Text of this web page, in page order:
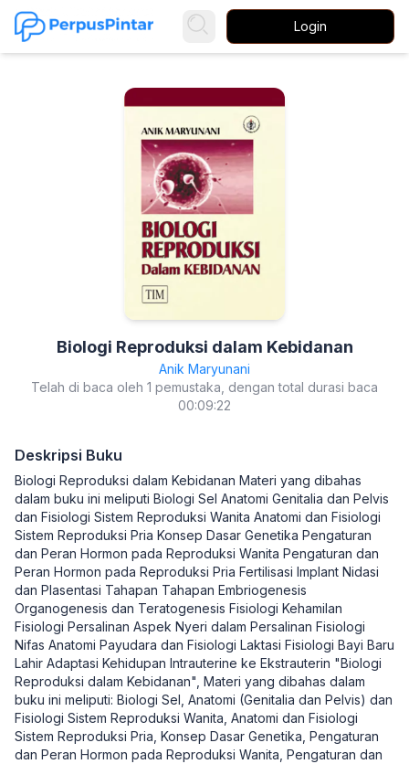
Login
Biologi Reproduksi dalam Kebidanan
Anik Maryunani
Telah di baca oleh 1 pemustaka, dengan total durasi baca
00:09:22
Deskripsi Buku
Biologi Reproduksi dalam Kebidanan Materi yang dibahas
dalam buku ini meliputi Biologi Sel Anatomi Genitalia dan Pelvis
dan Fisiologi Sistem Reproduksi Wanita Anatomi dan Fisiologi
Sistem Reproduksi Pria Konsep Dasar Genetika Pengaturan
dan Peran Hormon pada Reproduksi Wanita Pengaturan dan
Peran Hormon pada Reproduksi Pria Fertilisasi Implant Nidasi
dan Plasentasi Tahapan Tahapan Embriogenesis
Organogenesis dan Teratogenesis Fisiologi Kehamilan
Fisiologi Persalinan Aspek Nyeri dalam Persalinan Fisiologi
Nifas Anatomi Payudara dan Fisiologi Laktasi Fisiologi Bayi Baru
Lahir Adaptasi Kehidupan Intrauterine ke Ekstrauterin "Biologi
Reproduksi dalam Kebidanan", Materi yang dibahas dalam
buku ini meliputi: Biologi Sel, Anatomi (Genitalia dan Pelvis) dan
Fisiologi Sistem Reproduksi Wanita, Anatomi dan Fisiologi
Sistem Reproduksi Pria, Konsep Dasar Genetika, Pengaturan
dan Peran Hormon pada Reproduksi Wanita, Pengaturan dan